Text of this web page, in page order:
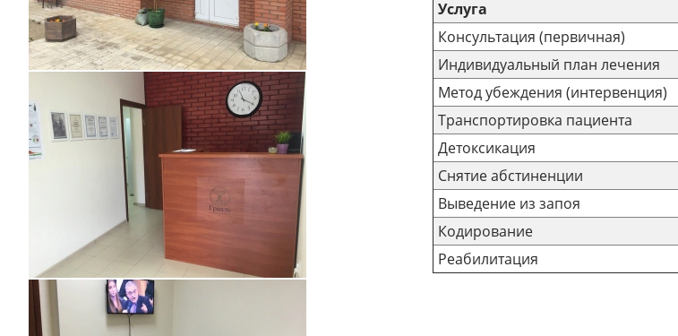
Услуга
Консультация (первичная)
Индивидуальный план лечения
Метод убеждения (интервенция)
Транспортировка пациента
Детоксикация
Снятие абстиненции
Выведение из запоя
Кодирование
Реабилитация